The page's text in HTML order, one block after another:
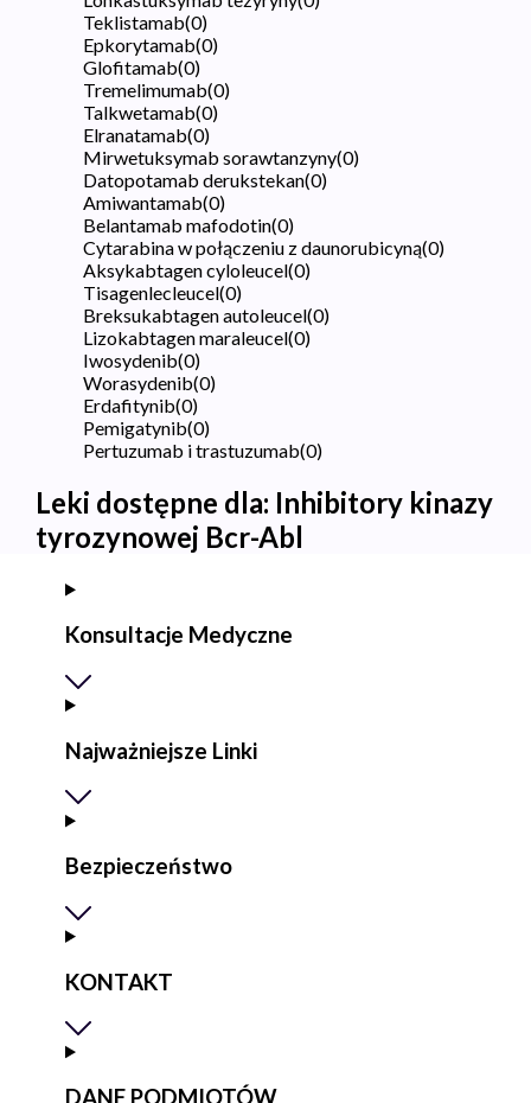
Teklistamab(0)
Epkorytamab(0)
Glofitamab(0)
Tremelimumab(0)
Talkwetamab(0)
Elranatamab(0)
Mirwetuksymab sorawtanzyny(0)
Datopotamab derukstekan(0)
Amiwantamab(0)
Belantamab mafodotin(0)
Cytarabina w połączeniu z daunorubicyną(0)
Aksykabtagen cyloleucel(0)
Tisagenlecleucel(0)
Breksukabtagen autoleucel(0)
Lizokabtagen maraleucel(0)
Iwosydenib(0)
Worasydenib(0)
Erdafitynib(0)
Pemigatynib(0)
Pertuzumab i trastuzumab(0)
Leki dostępne dla: Inhibitory kinazy
tyrozynowej Bcr-Abl
Konsultacje Medyczne
Najważniejsze Linki
Bezpieczeństwo
KONTAKT
DANE PODMIOTÓW